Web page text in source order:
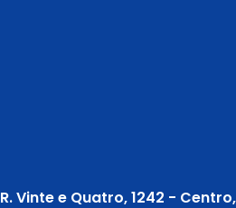
R. Vinte e Quatro, 1242 -